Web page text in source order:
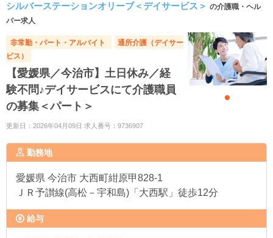
シルバーステーションオリーブ＜デイサービス＞ の介護職・ヘル
パー求人
非常勤・パート・アルバイト
通所介護（デイサー
ビス）
【愛媛県／今治市】土日休み／経
験不問♪デイサービスにて介護職員
の募集＜パート＞
更新日：2026年04月09日 求人番号：9736907
勤務地
愛媛県 今治市 大西町紺原甲828-1
ＪＲ予讃線(高松－宇和島)「大西駅」徒歩12分
給与